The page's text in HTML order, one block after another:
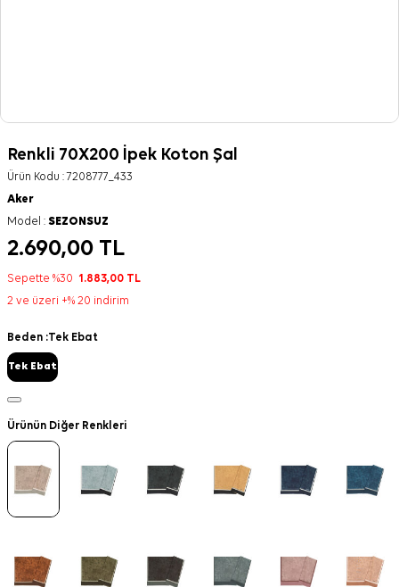
Renkli 70X200 İpek Koton Şal
Ürün Kodu :7208777_433
Aker
Model : SEZONSUZ
2.690,00 TL
Sepette %30 1.883,00 TL
2 ve üzeri +% 20 indirim
Beden :Tek Ebat
Tek Ebat
Ürünün Diğer Renkleri